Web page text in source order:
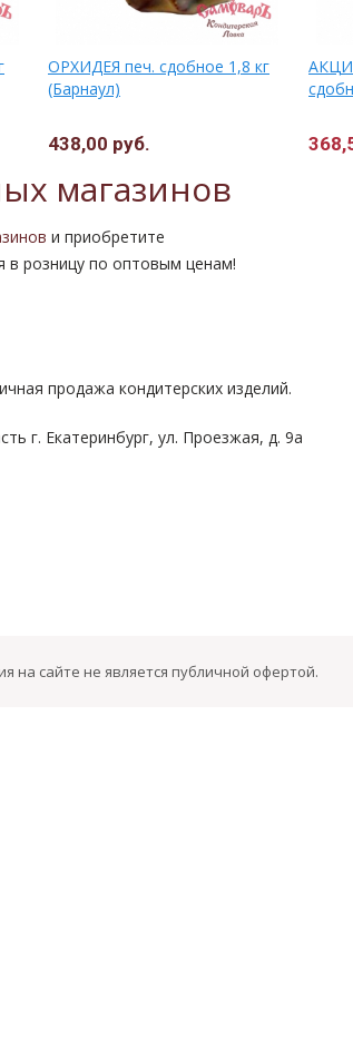
ОРХИДЕЯ печ. сдобное 1,8 кг
(Барнаул)
438,00 руб.
магазинов
и приобретите
в розницу по оптовым ценам!
продажа кондитерских изделий.
г. Екатеринбург, ул. Проезжая, д. 9а
на сайте не является публичной офертой.